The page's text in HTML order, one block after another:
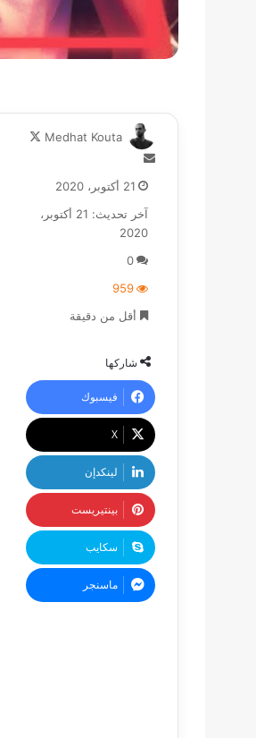
Medhat Kouta
أرسل
إلكترونيا
21 أكتوبر، 2020
آخر تحديث: 21 أكتوبر،
2020
0
959
أقل من دقيقة
شاركها
فيسبوك
‫X
لينكدإن
بينتيريست
سكايب
ماسنجر